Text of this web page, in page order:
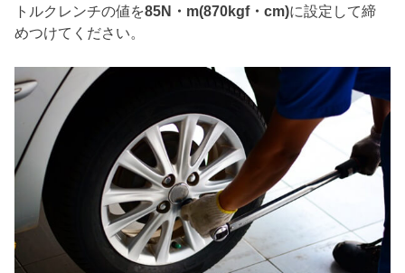
トルクレンチの値を85N・m(870kgf・cm)に設定して締
めつけてください。